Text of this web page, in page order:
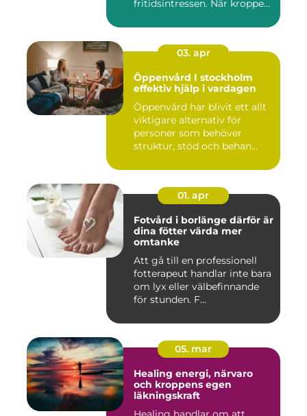
fritidsintressen. När kroppen
03. apr
Öppenvård I stockholm
effektiv hjälp i vardagen
Öppenvård har blivit ett allt
viktigare alternativ för
personer som behöver
struktur, stöd och behan...
01. apr
Fotvård i borlänge därför är
dina fötter värda mer
omtanke
Att gå till en professionell
fotterapeut handlar inte bara
om lyx eller välbefinnande
för stunden. F...
05. mar
Healing energi, närvaro
och kroppens egen
läkningskraft